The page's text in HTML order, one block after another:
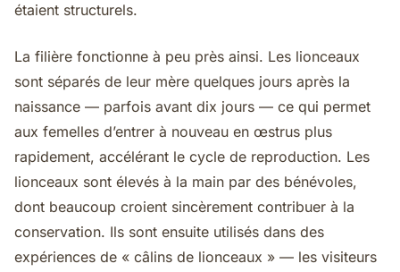
étaient structurels.
La filière fonctionne à peu près ainsi. Les lionceaux
sont séparés de leur mère quelques jours après la
naissance — parfois avant dix jours — ce qui permet
aux femelles d’entrer à nouveau en œstrus plus
rapidement, accélérant le cycle de reproduction. Les
lionceaux sont élevés à la main par des bénévoles,
dont beaucoup croient sincèrement contribuer à la
conservation. Ils sont ensuite utilisés dans des
expériences de « câlins de lionceaux » — les visiteurs